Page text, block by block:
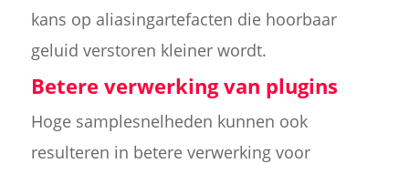
kans op aliasingartefacten die hoorbaar
geluid verstoren kleiner wordt.
Betere verwerking van plugins
Hoge samplesnelheden kunnen ook
resulteren in betere verwerking voor